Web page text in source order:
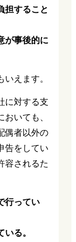
担すること
が事後的に
えます。
に対する支
いても、
偶者以外の
告をしてい
容されるた
行ってい
る。